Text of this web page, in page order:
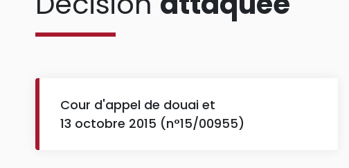
Cour d'appel de douai et
13 octobre 2015 (n°15/00955)